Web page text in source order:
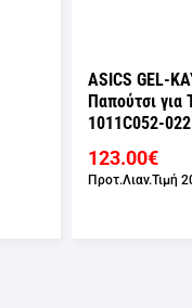
ASICS GEL-
Παπούτσι για
1011C052-022
123.00€
Προτ.Λιαν.Τιμή